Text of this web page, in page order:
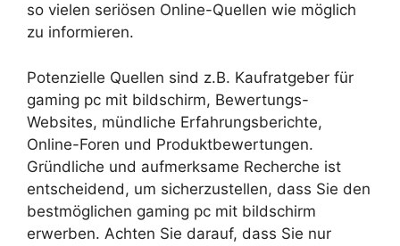
so vielen seriösen Online-Quellen wie möglich
zu informieren.
Potenzielle Quellen sind z.B. Kaufratgeber für
gaming pc mit bildschirm, Bewertungs-
Websites, mündliche Erfahrungsberichte,
Online-Foren und Produktbewertungen.
Gründliche und aufmerksame Recherche ist
entscheidend, um sicherzustellen, dass Sie den
bestmöglichen gaming pc mit bildschirm
erwerben. Achten Sie darauf, dass Sie nur